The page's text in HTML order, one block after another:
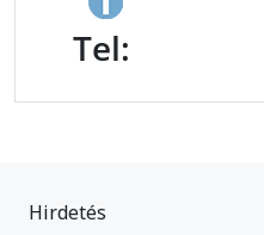
Tel:
Hirdetés